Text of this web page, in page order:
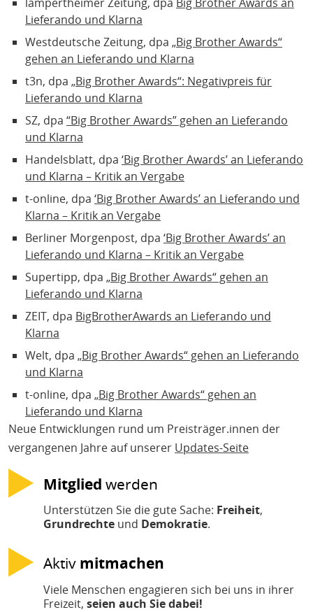
Lieferando und Klarna
Westdeutsche Zeitung, dpa „Big Brother Awards“
gehen an Lieferando und Klarna
t3n, dpa „Big Brother Awards“: Negativpreis für
Lieferando und Klarna
SZ, dpa “Big Brother Awards” gehen an Lieferando
und Klarna
Handelsblatt, dpa ‘Big Brother Awards’ an Lieferando
und Klarna – Kritik an Vergabe
t-online, dpa ‘Big Brother Awards’ an Lieferando und
Klarna – Kritik an Vergabe
Berliner Morgenpost, dpa ‘Big Brother Awards’ an
Lieferando und Klarna – Kritik an Vergabe
Supertipp, dpa „Big Brother Awards“ gehen an
Lieferando und Klarna
ZEIT, dpa BigBrotherAwards an Lieferando und
Klarna
Welt, dpa „Big Brother Awards“ gehen an Lieferando
und Klarna
t-online, dpa „Big Brother Awards“ gehen an
Lieferando und Klarna
Neue Entwicklungen rund um Preisträger.innen der
vergangenen Jahre auf unserer Updates-Seite
Mitglied werden
Unterstützen Sie die gute Sache: Freiheit,
Grundrechte und Demokratie.
Aktiv mitmachen
Viele Menschen engagieren sich bei uns in ihrer
Freizeit, seien auch Sie dabei!